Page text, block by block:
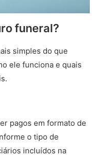
funeral?
simples do que
ele funciona e quais
pagos em formato de
o tipo de
incluídos na